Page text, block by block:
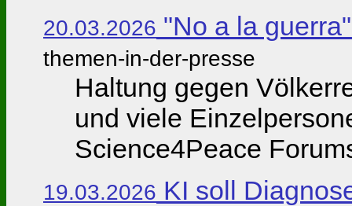
20.03.2026 "No a la
themen-in-der-presse
Haltung gegen
und viele
Science4Peace
19.03.2026 KI soll